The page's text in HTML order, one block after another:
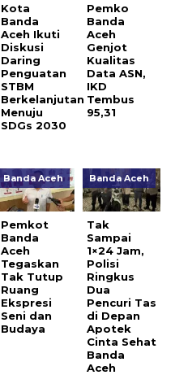
Kota
Banda
Aceh Ikuti
Diskusi
Daring
Penguatan
STBM
Berkelanjutan
Menuju
SDGs 2030
Pemko
Banda
Aceh
Genjot
Kualitas
Data ASN,
IKD
Tembus
95,31
Banda Aceh
Pemkot
Banda
Aceh
Tegaskan
Tak Tutup
Ruang
Ekspresi
Seni dan
Budaya
Banda Aceh
Tak
Sampai
1×24 Jam,
Polisi
Ringkus
Dua
Pencuri Tas
di Depan
Apotek
Cinta Sehat
Banda
Aceh